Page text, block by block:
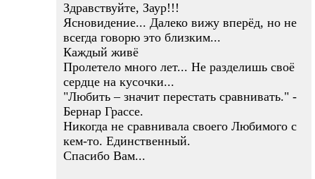
Здравствуйте, Заур!!!
Ясновидение... Далеко вижу вперёд, но не
всегда говорю это близким...
Каждый живё
Пролетело много лет... Не разделишь своё
сердце на кусочки...
"Любить – значит перестать сравнивать." -
Бернар Грассе.
Никогда не сравнивала своего Любимого с
кем-то. Единственный.
Спасибо Вам...